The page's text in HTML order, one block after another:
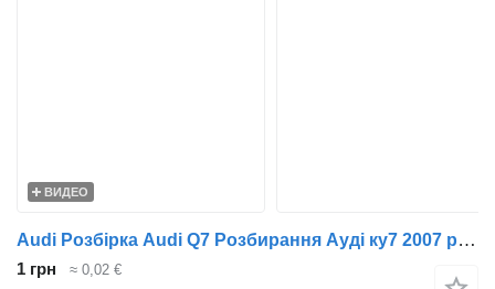
ВИДЕО
Audi Розбірка Audi Q7 Розбирання Ауді ку7 2007 рік Шрот Автозапчастин
1 грн ≈ 0,02 €